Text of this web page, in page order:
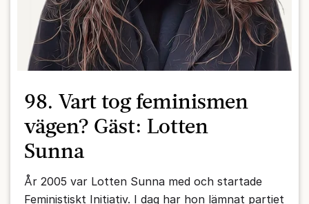
98. Vart tog feminismen
vägen? Gäst: Lotten
Sunna
År 2005 var Lotten Sunna med och startade
Feministiskt Initiativ. I dag har hon lämnat partiet